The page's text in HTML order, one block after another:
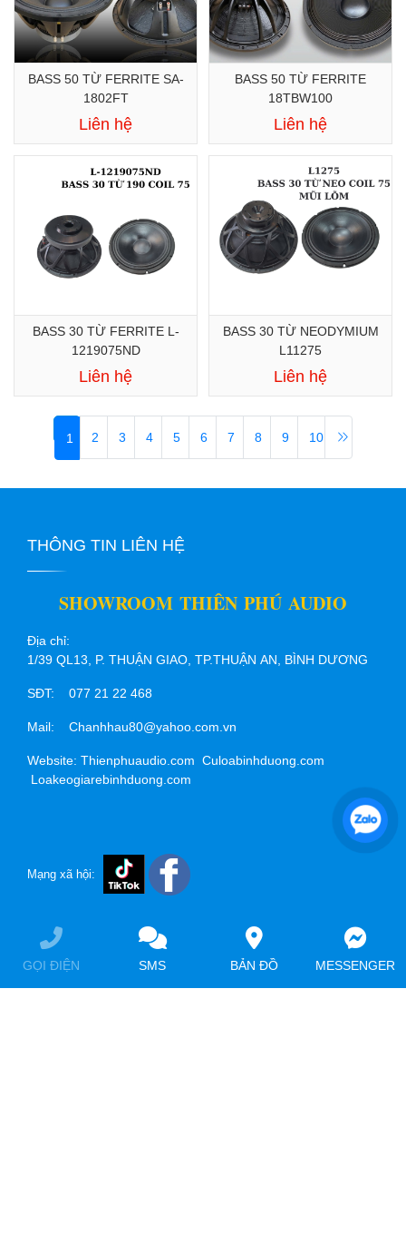
BASS 50 TỪ FERRITE SA-
1802FT
Liên hệ
BASS 50 TỪ FERRITE
18TBW100
Liên hệ
BASS 30 TỪ FERRITE L-
1219075ND
Liên hệ
BASS 30 TỪ NEODYMIUM
L11275
Liên hệ
1 2 3 4 5 6 7 8 9 10
THÔNG TIN LIÊN HỆ
SHOWROOM THIÊN PHÚ AUDIO
Địa chỉ:
1/39 QL13, P. THUẬN GIAO, TP.THUẬN AN, BÌNH DƯƠNG
SĐT: 077 21 22 468
Mail: Chanhhau80@yahoo.com.vn
Website: Thienphuaudio.com Culoabinhduong.com
Loakeogiarebinhduong.com
Mạng xã hội:
GỌI ĐIỆN SMS BẢN ĐỒ MESSENGER